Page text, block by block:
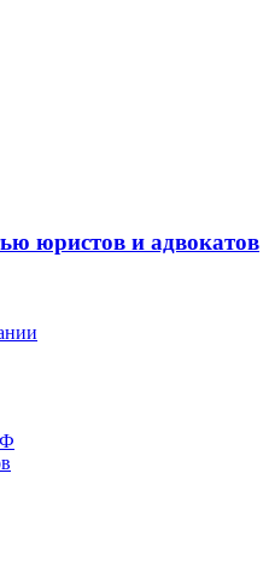
юристов и адвокатов